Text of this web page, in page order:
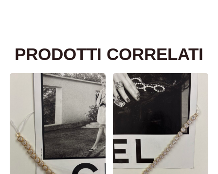
PRODOTTI CORRELATI